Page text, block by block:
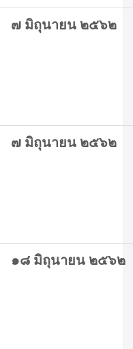
๗ มิถุนายน ๒๕๖๒
๗ มิถุนายน ๒๕๖๒
๑๘ มิถุนายน ๒๕๖๒